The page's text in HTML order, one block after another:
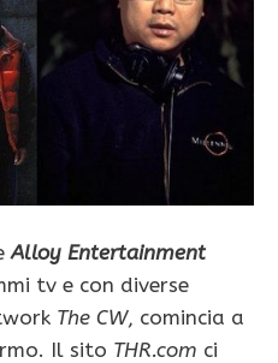
Alloy Entertainment
tv e con diverse
The CW, comincia a
Il sito THR.com ci